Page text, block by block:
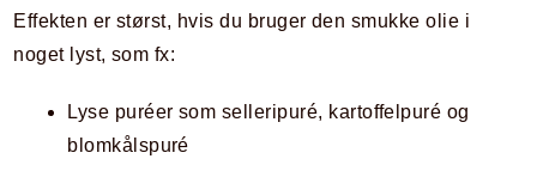
Effekten er størst, hvis du bruger den smukke olie i
noget lyst, som fx:
Lyse puréer som selleripuré, kartoffelpuré og
blomkålspuré